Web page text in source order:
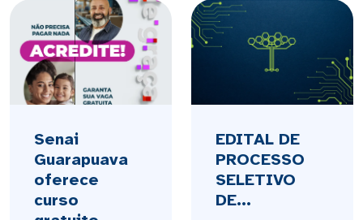
Senai
Guarapuava
oferece
curso
EDITAL DE
PROCESSO
SELETIVO
DE...